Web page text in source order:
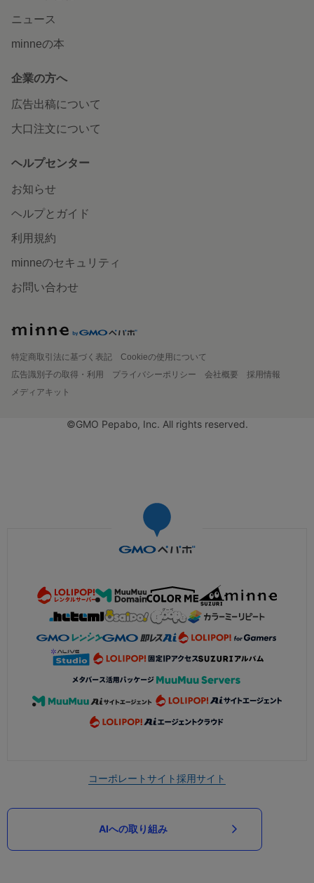
ニュース
minneの本
企業の方へ
広告出稿について
大口注文について
ヘルプセンター
お知らせ
ヘルプとガイド
利用規約
minneのセキュリティ
お問い合わせ
特定商取引法に基づく表記
Cookieの使用について
広告識別子の取得・利用
プライバシーポリシー 会社概要
採用情報
メディアキット
©GMO Pepabo, Inc. All rights reserved.
コーポレートサイト採用サイト
AIへの取り組み